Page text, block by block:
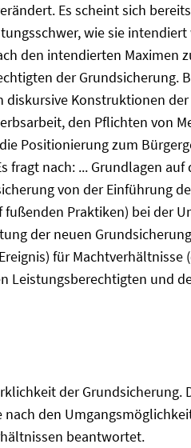
Es scheint sich
wie sie
den intendierten Maximen
der Grundsicherung.
Konstruktionen
den Pflichten von
Positionierung zum
nach: ... Grundlagen
von der Einführung
Praktiken) bei der
der neuen
für
und
der Grundsicherung.
den
beantwortet.